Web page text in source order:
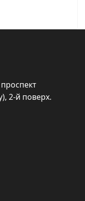
2-й поверх.